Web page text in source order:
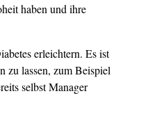
haben und ihre
erleichtern. Es ist
zu lassen, zum Beispiel
selbst Manager